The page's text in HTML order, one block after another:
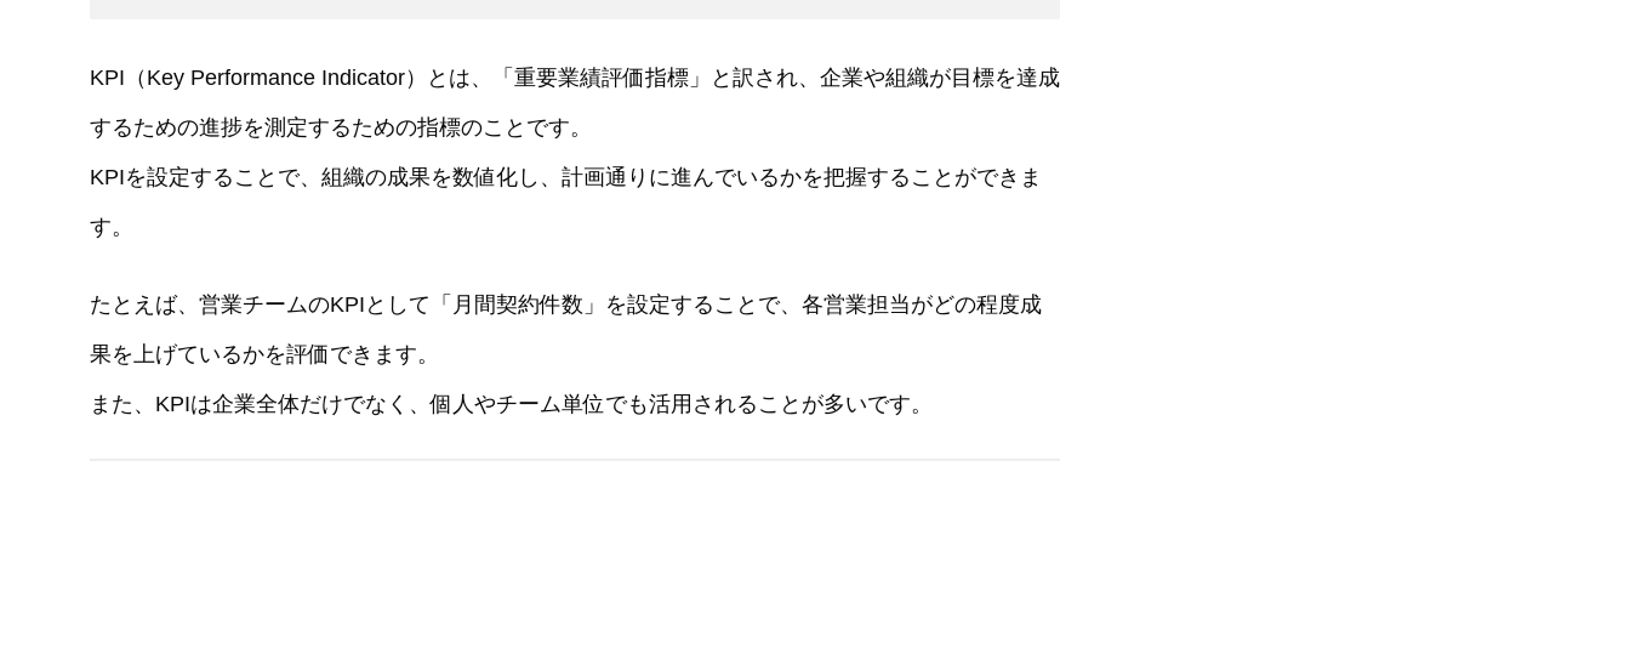
KPI（Key Performance Indicator）とは、「重要業績評価指標」と訳され、企業や組織が目標を達成
するための進捗を測定するための指標のことです。
KPIを設定することで、組織の成果を数値化し、計画通りに進んでいるかを把握することができま
す。
たとえば、営業チームのKPIとして「月間契約件数」を設定することで、各営業担当がどの程度成
果を上げているかを評価できます。
また、KPIは企業全体だけでなく、個人やチーム単位でも活用されることが多いです。